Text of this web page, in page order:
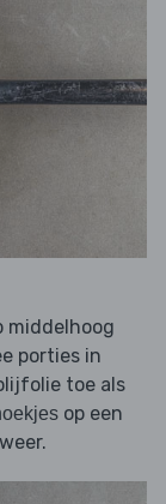
middelhoog
porties in
toe als
op een